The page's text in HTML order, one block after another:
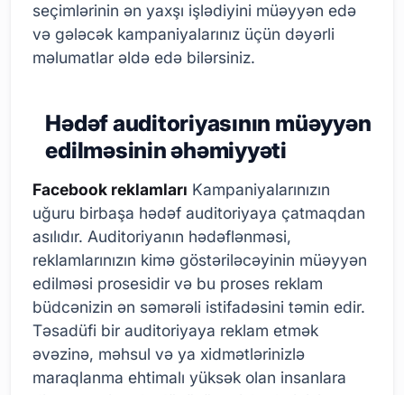
seçimlərinin ən yaxşı işlədiyini müəyyən edə
və gələcək kampaniyalarınız üçün dəyərli
məlumatlar əldə edə bilərsiniz.
Hədəf auditoriyasının müəyyən
edilməsinin əhəmiyyəti
Facebook reklamları Kampaniyalarınızın
uğuru birbaşa hədəf auditoriyaya çatmaqdan
asılıdır. Auditoriyanın hədəflənməsi,
reklamlarınızın kimə göstəriləcəyinin müəyyən
edilməsi prosesidir və bu proses reklam
büdcənizin ən səmərəli istifadəsini təmin edir.
Təsadüfi bir auditoriyaya reklam etmək
əvəzinə, məhsul və ya xidmətlərinizlə
maraqlanma ehtimalı yüksək olan insanlara